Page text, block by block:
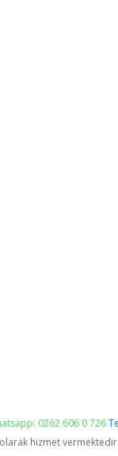
0262 606 0 726
olarak hizmet